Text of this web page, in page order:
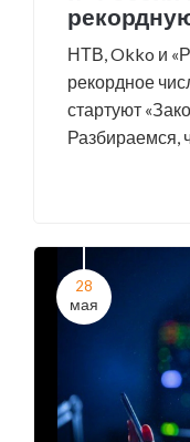
НТВ, Okko и
рекордное
стартуют
Разбираемся,
28
мая